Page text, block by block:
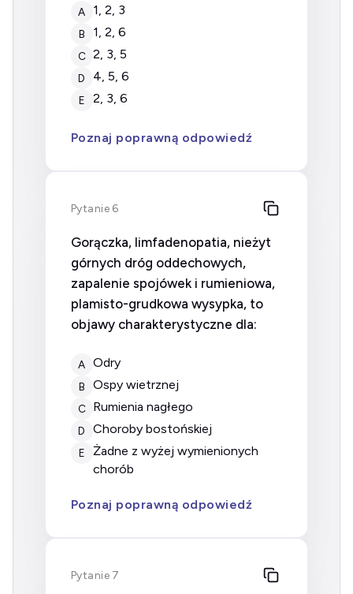
A 1, 2, 3
B 1, 2, 6
C 2, 3, 5
D 4, 5, 6
E 2, 3, 6
Poznaj poprawną odpowiedź
Pytanie 6
Gorączka, limfadenopatia, nieżyt
górnych dróg oddechowych,
zapalenie spojówek i rumieniowa,
plamisto-grudkowa wysypka, to
objawy charakterystyczne dla:
A odry
B ospy wietrznej
C rumienia nagłego
D choroby bostońskiej
E
żadne z wyżej wymienionych
chorób
Poznaj poprawną odpowiedź
Pytanie 7